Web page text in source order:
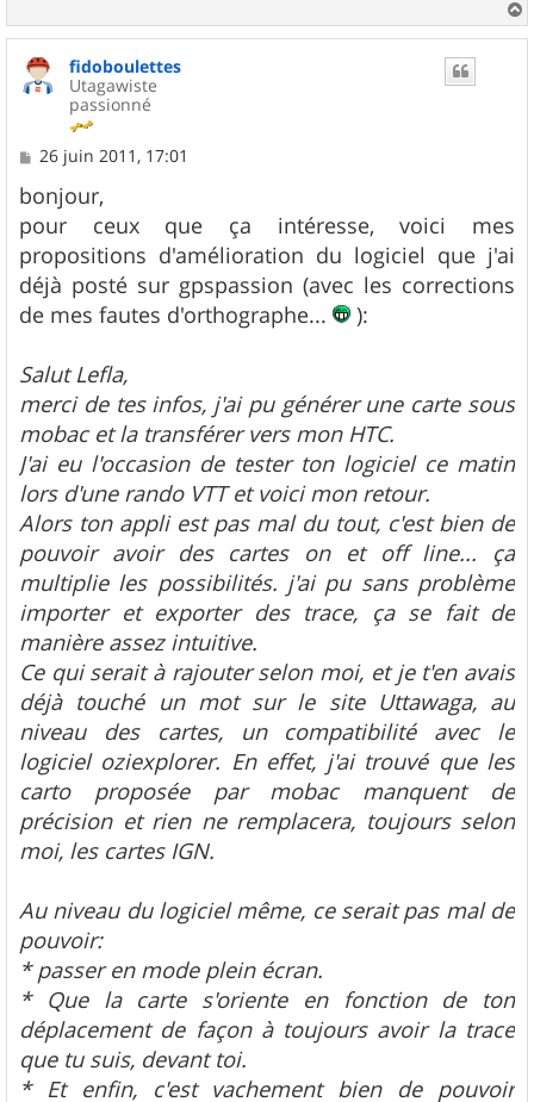
a
fidoboulettes
Utagawiste
passionné
M
s
s
a
g
e
26 juin 2011, 17:01
bonjour,
pour ceux que ça intéresse, voici mes
propositions d'amélioration du logiciel que j'ai
déjà posté sur gpspassion (avec les corrections
de mes fautes d'orthographe...
):
Salut Lefla,
merci de tes infos, j'ai pu générer une carte sous
mobac et la transférer vers mon HTC.
J'ai eu l'occasion de tester ton logiciel ce matin
lors d'une rando VTT et voici mon retour.
Alors ton appli est pas mal du tout, c'est bien de
pouvoir avoir des cartes on et off line... ça
multiplie les possibilités. j'ai pu sans problème
importer et exporter des trace, ça se fait de
manière assez intuitive.
Ce qui serait à rajouter selon moi, et je t'en avais
déjà touché un mot sur le site Uttawaga, au
niveau des cartes, un compatibilité avec le
logiciel oziexplorer. En effet, j'ai trouvé que les
carto proposée par mobac manquent de
précision et rien ne remplacera, toujours selon
moi, les cartes IGN.
Au niveau du logiciel même, ce serait pas mal de
pouvoir:
* passer en mode plein écran.
* Que la carte s'oriente en fonction de ton
déplacement de façon à toujours avoir la trace
que tu suis, devant toi.
* Et enfin, c'est vachement bien de pouvoir